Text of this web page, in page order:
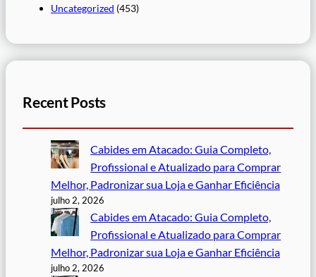
Uncategorized (453)
Recent Posts
Cabides em Atacado: Guia Completo,
Profissional e Atualizado para Comprar
Melhor, Padronizar sua Loja e Ganhar Eficiência
julho 2, 2026
Cabides em Atacado: Guia Completo,
Profissional e Atualizado para Comprar
Melhor, Padronizar sua Loja e Ganhar Eficiência
julho 2, 2026